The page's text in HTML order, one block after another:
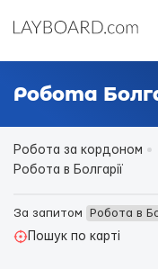
Робота
Робота за кордоном
Робота в Болгарії
За запитом Робота в
Пошук по карті